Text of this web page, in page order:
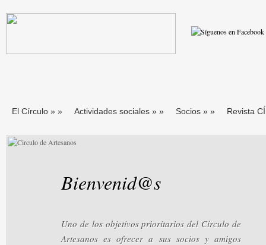
El Círculo » » Actividades sociales » » Socios » » Revista
Bienvenid@s
Uno de los objetivos prioritarios del Círculo de
Artesanos es ofrecer a sus socios y amigos